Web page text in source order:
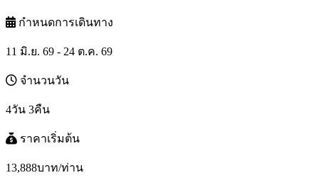
กำหนดการเดินทาง
11 มิ.ย. 69 - 24 ต.ค. 69
จำนวนวัน
4วัน 3คืน
ราคาเริ่มต้น
13,888บาท/ท่าน